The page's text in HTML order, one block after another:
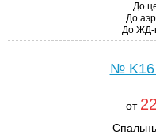
До
До
До ЖД-
№ K16
от